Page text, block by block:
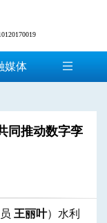
媒体
同推动数字孪
王丽叶）水利